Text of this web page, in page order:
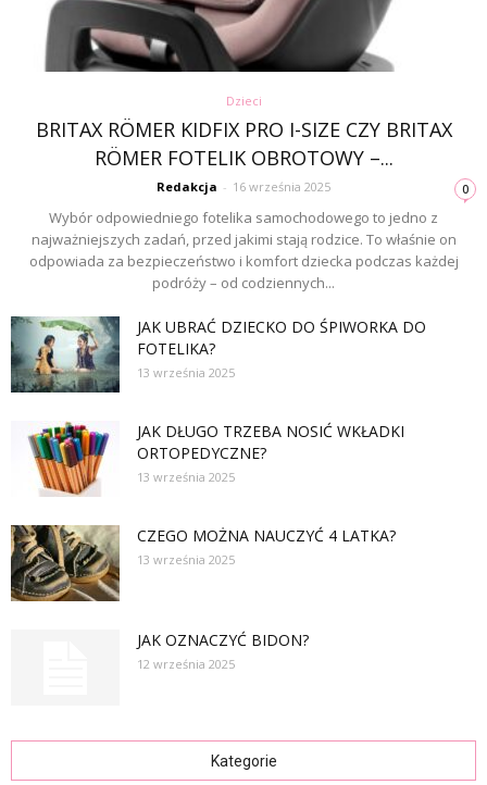
Dzieci
BRITAX RÖMER KIDFIX PRO I-SIZE CZY BRITAX
RÖMER FOTELIK OBROTOWY –...
Redakcja - 16 września 2025 0
Wybór odpowiedniego fotelika samochodowego to jedno z
najważniejszych zadań, przed jakimi stają rodzice. To właśnie on
odpowiada za bezpieczeństwo i komfort dziecka podczas każdej
podróży – od codziennych...
JAK UBRAĆ DZIECKO DO ŚPIWORKA DO
FOTELIKA?
13 września 2025
JAK DŁUGO TRZEBA NOSIĆ WKŁADKI
ORTOPEDYCZNE?
13 września 2025
CZEGO MOŻNA NAUCZYĆ 4 LATKA?
13 września 2025
JAK OZNACZYĆ BIDON?
12 września 2025
Kategorie